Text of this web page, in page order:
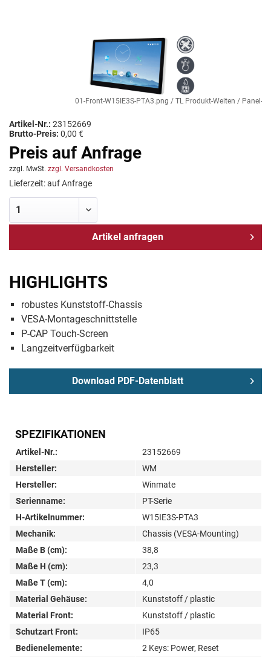
01-Front-W15IE3S-PTA3.png / TL Produkt-Welten / Panel-
Artikel-Nr.: 23152669
Brutto-Preis: 0,00 €
Preis auf Anfrage
zzgl. MwSt. zzgl. Versandkosten
Lieferzeit: auf Anfrage
Artikel anfragen
HIGHLIGHTS
robustes Kunststoff-Chassis
VESA-Montageschnittstelle
P-CAP Touch-Screen
Langzeitverfügbarkeit
Download PDF-Datenblatt
SPEZIFIKATIONEN
Artikel-Nr.:
23152669
Hersteller:
WM
Hersteller:
Winmate
Serienname:
PT-Serie
H-Artikelnummer:
W15IE3S-PTA3
Mechanik:
Chassis (VESA-Mounting)
Maße B (cm):
38,8
Maße H (cm):
23,3
Maße T (cm):
4,0
Material Gehäuse:
Kunststoff / plastic
Material Front:
Kunststoff / plastic
Schutzart Front:
IP65
Bedienelemente:
2 Keys: Power, Reset